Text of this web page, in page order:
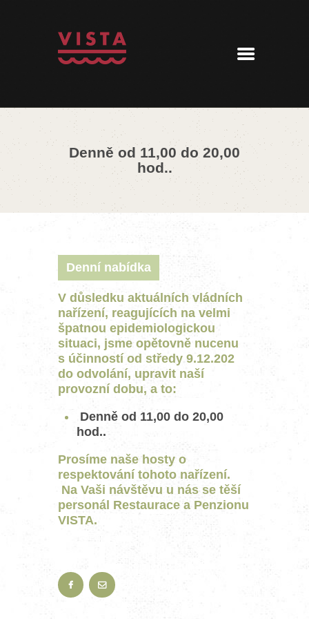
Denně od 11,00 do 20,00
hod..
ÚVOD
MENU
360° PROHLÍDKA
Denní nabídka
V důsledku aktuálních vládních
nařízení, reagujících na velmi
špatnou epidemiologickou
situaci, jsme opětovně nucenu
s účinností od středy 9.12.202
do odvolání, upravit naší
provozní dobu, a to:
Denně od 11,00 do 20,00
hod..
Prosíme naše hosty o
respektování tohoto nařízení.
Na Vaši návštěvu u nás se těší
personál Restaurace a Penzionu
VISTA.